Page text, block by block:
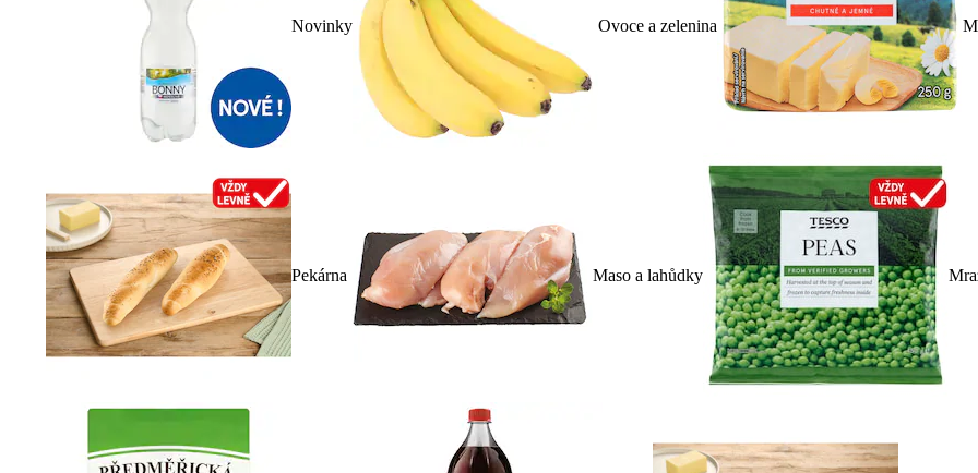
Novinky Ovoce a zelenina
Pekárna Maso a lahůdky